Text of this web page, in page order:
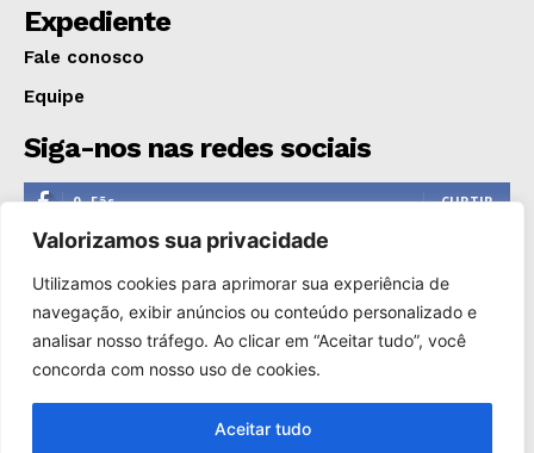
Valorizamos sua privacidade
Utilizamos cookies para aprimorar sua experiência de
navegação, exibir anúncios ou conteúdo personalizado e
analisar nosso tráfego. Ao clicar em “Aceitar tudo”, você
concorda com nosso uso de cookies.
Aceitar tudo
Expediente
Fale conosco
Equipe
Siga-nos nas redes sociais
0 Fãs CURTIR
0 Seguidores
1,110 Seguidores SEGUIR
0 Inscritos INSCREVER
Copyright © 2000-2025. Reprodução proibida sem a autorização